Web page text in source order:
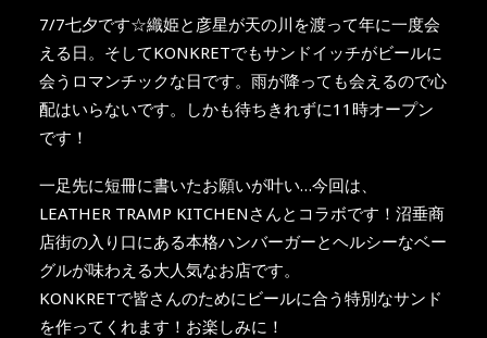
7/7七夕です☆織姫と彦星が天の川を渡って年に一度会
える日。そしてKONKRETでもサンドイッチがビールに
会うロマンチックな日です。雨が降っても会えるので心
配はいらないです。しかも待ちきれずに11時オープン
です！
一足先に短冊に書いたお願いが叶い…今回は、
LEATHER TRAMP KITCHENさんとコラボです！沼垂商
店街の入り口にある本格ハンバーガーとヘルシーなベー
グルが味わえる大人気なお店です。
KONKRETで皆さんのためにビールに合う特別なサンド
を作ってくれます！お楽しみに！